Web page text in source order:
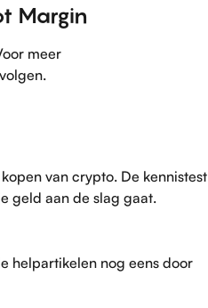
Margin
meer
van crypto. De kennistest
geld aan de slag gaat.
helpartikelen nog eens door